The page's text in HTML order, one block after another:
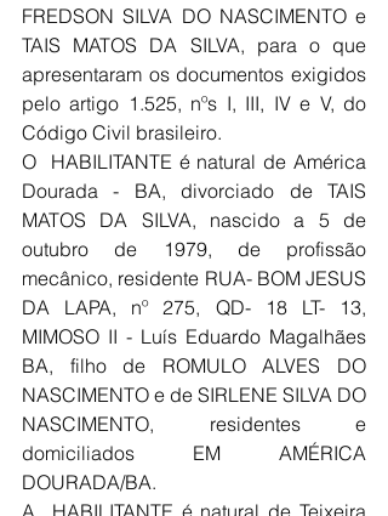
FREDSON SILVA DO NASCIMENTO e
TAIS MATOS DA SILVA, para o que
apresentaram os documentos exigidos
pelo artigo 1.525, nºs I, III, IV e V, do
Código Civil brasileiro.
O  HABILITANTE é natural de América
Dourada - BA, divorciado de TAIS
MATOS DA SILVA, nascido a 5 de
outubro de 1979, de profissão
mecânico, residente RUA- BOM JESUS
DA LAPA, nº 275, QD- 18 LT- 13,
MIMOSO II - Luís Eduardo Magalhães
BA, filho de ROMULO ALVES DO
NASCIMENTO e de SIRLENE SILVA DO
NASCIMENTO, residentes e
domiciliados EM AMÉRICA
DOURADA/BA.
A  HABILITANTE é natural de Teixeira